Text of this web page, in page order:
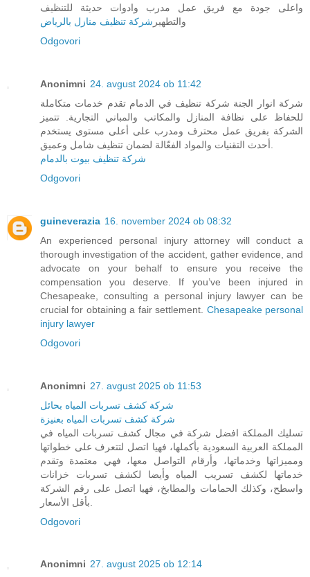
واعلى جودة مع فريق عمل مدرب وادوات حديثة للتنظيف
والتطهير شركة تنظيف منازل بالرياض
Odgovori
Anonimni 24. avgust 2024 ob 11:42
شركة انوار الجنة شركة تنظيف في الدمام تقدم خدمات متكاملة
للحفاظ على نظافة المنازل والمكاتب والمباني التجارية. تتميز
الشركة بفريق عمل محترف ومدرب على أعلى مستوى يستخدم
شركة تنظيف بيوت بالدمام
Odgovori
guineverazia 16. november 2024 ob 08:32
An experienced personal injury attorney will conduct a
thorough investigation of the accident, gather evidence, and
advocate on your behalf to ensure you receive the
compensation you deserve. If you’ve been injured in
Chesapeake, consulting a personal injury lawyer can be
crucial for obtaining a fair settlement. Chesapeake personal
injury lawyer
Odgovori
Anonimni 27. avgust 2025 ob 11:53
شركة كشف تسربات المياه بحائل
شركة كشف تسربات المياه بعنيزة
تسليك المملكة افضل شركة في مجال كشف تسربات المياه في
المملكة العربية السعودية بأكملها، فهيا اتصل لتتعرف على خطواتها
ومميزاتها وخدماتها، وأرقام التواصل معها، فهي معتمدة وتقدم
خدماتها لكشف تسريب المياه وأيضا لكشف تسربات خزانات
واسطح، وكذلك الحمامات والمطابخ، فهيا اتصل على رقم الشركة
Odgovori
Anonimni 27. avgust 2025 ob 12:14